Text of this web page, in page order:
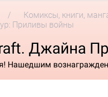
Комиксы, книги,
Приливы войны
Джайна
Нашедшим